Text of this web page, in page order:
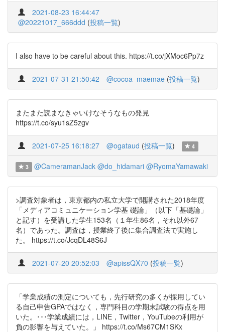
2021-08-23 16:44:47
@20221017_666ddd (投稿一覧)
I also have to be careful about this. https://t.co/jXMoc6Pp7z
2021-07-31 21:50:42 @cocoa_maemae (投稿一覧)
またまた読まなきゃいけなそうなもの発見
https://t.co/syu1sZ5zgv
2021-07-25 16:18:27 @ogataud (投稿一覧) 4
3 @CameramanJack @do_hidamari @RyomaYamawaki
>調査対象者は，東京都内の私立大学で開講された2018年度
「メディアコミュニケーション学基 礎論」（以下「基礎論」
と記す）を受講した学生153名（１年生86名，それ以外67
名）であった。調査は，授業終了後に集合調査法で実施し
た。 https://t.co/JcqDL48S6J
2021-07-20 20:52:03 @apissQX70 (投稿一覧)
「学業成績の測定についても，先行研究の多くが採用してい
る自己申告GPAではなく，専門科目の学期末試験の得点を用
いた。･･･学業成績には，LINE，Twitter，YouTubeの利用が
負の影響を与えていた。」 https://t.co/Ms67CM1SKx